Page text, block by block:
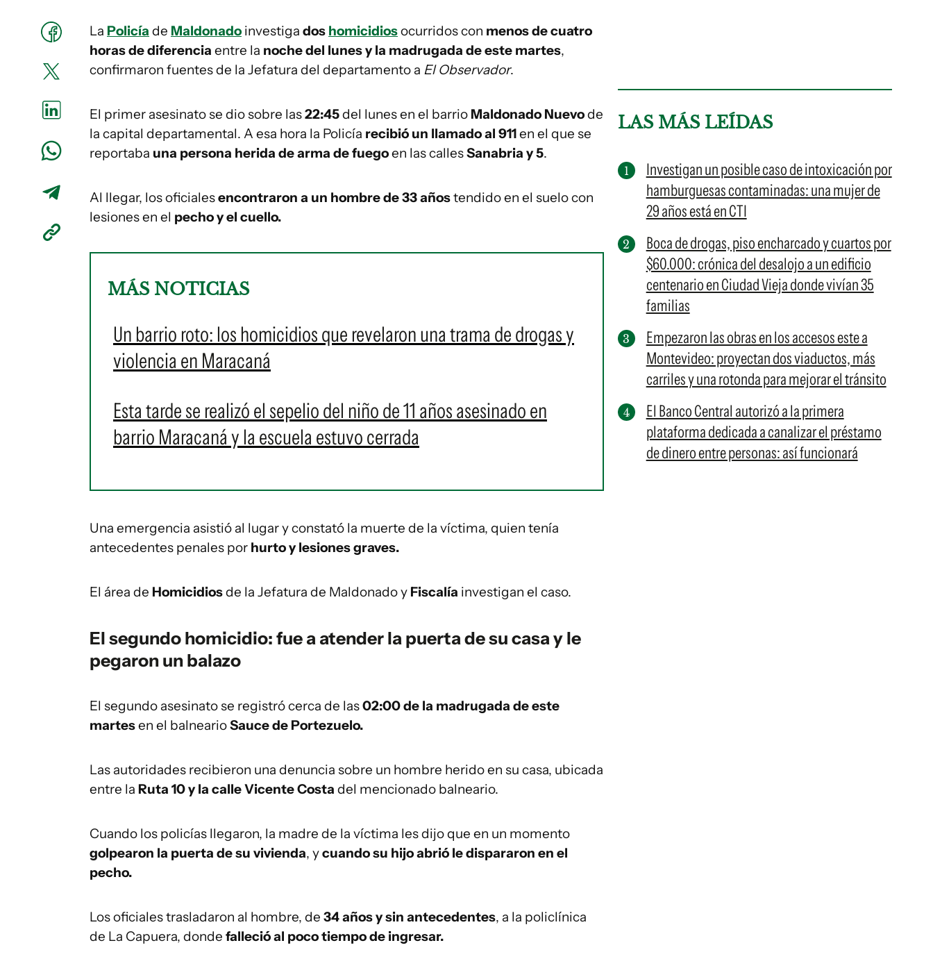
La Policía de Maldonado investiga dos homicidiosocurridos con menos de cuatro
horas de diferencia entre la noche del lunes y la madrugada de este martes,
confirmaron fuentes de la Jefatura del departamento a El Observador.
El primer asesinato se dio sobre las22:45del lunes en el barrio Maldonado Nuevode
la capital departamental. A esa hora la Policía recibió un llamado al 911en el que se
reportaba una persona herida de arma de fuegoen las callesSanabria y 5.
Al llegar, los oficialesencontraron a un hombre de 33 añostendido en el suelo con
lesiones en el pecho y el cuello.
MÁS NOTICIAS
Un barrio roto: los homicidios que revelaron una trama de drogas y
violencia en Maracaná
Esta tarde se realizó el sepelio del niño de 11 años asesinado en
barrio Maracaná y la escuela estuvo cerrada
Una emergencia asistió al lugar y constató la muerte de la víctima, quien tenía
antecedentes penales por hurto y lesiones graves.
El área de Homicidiosde la Jefatura de Maldonado y Fiscalía investigan el caso.
El segundo homicidio: fue a atender la puerta de su casa y le
pegaron un balazo
El segundo asesinato se registró cerca de las02:00 de la madrugada de este
martesen el balnearioSauce de Portezuelo.
Las autoridades recibieron una denuncia sobre un hombre herido en su casa, ubicada
entre la Ruta 10 y la calle Vicente Costa del mencionado balneario.
Cuando los policías llegaron, la madre de la víctima les dijo que en un momento
golpearon la puerta de su vivienda, ycuando su hijo abrió le dispararon en el
pecho.
Los oficiales trasladaron al hombre, de 34 años y sin antecedentes, a la policlínica
de La Capuera, donde falleció al poco tiempo de ingresar.
LAS MÁS LEÍDAS
Investigan un posible caso de intoxicación por
hamburguesas contaminadas: una mujer de
29 años está en CTI
Boca de drogas, piso encharcado y cuartos por
$60.000: crónica del desalojo a un edificio
centenario en Ciudad Vieja donde vivían 35
familias
Empezaron las obras en los accesos este a
Montevideo: proyectan dos viaductos, más
carriles y una rotonda para mejorar el tránsito
El Banco Central autorizó a la primera
plataforma dedicada a canalizar el préstamo
de dinero entre personas: así funcionará